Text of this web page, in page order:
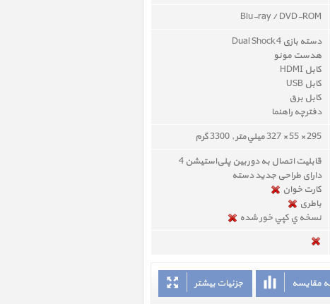
Blu-ray / DVD-ROM
دسته بازی Dual Shock 4
هدست مونو
کابل HDMI
کابل USB
کابل برق
دفترچه راهنما
295 × 55 × 327 ميلي‌متر , 3300 گرم
قابلیت اتصال به دوربین پلی‌استیشن 4
دارای طراحی جدید دسته
کارت خوان
باطری
نسخه ي کپي خور شده
جزئیات بیشتر مقایسه